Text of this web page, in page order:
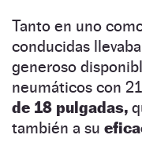
Tanto en uno
conducidas
generoso
neumáticos con
de 18 pulgadas,
también a su